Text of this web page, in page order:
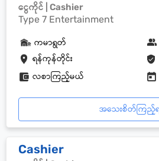
ငွေကိုင် | Cashier
Type 7 Entertainment
ရန်ကုန်တိုင်း
ကမာရွတ်
လစာကြည့်မယ်
အသေးစိတ်ကြည့်
Cashier